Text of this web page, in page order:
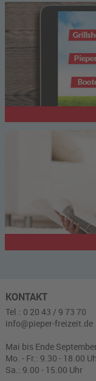
KONTAKT
Tel.: 0 20 43 / 9 73 70
info@pieper-freizeit.de
Mai bis Ende
Mo. - Fr.: 9.30 - 18.00
Sa.: 9.00 - 15.00 Uhr